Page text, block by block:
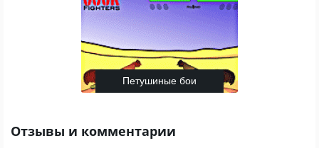
Петушиные бои
Отзывы и комментарии